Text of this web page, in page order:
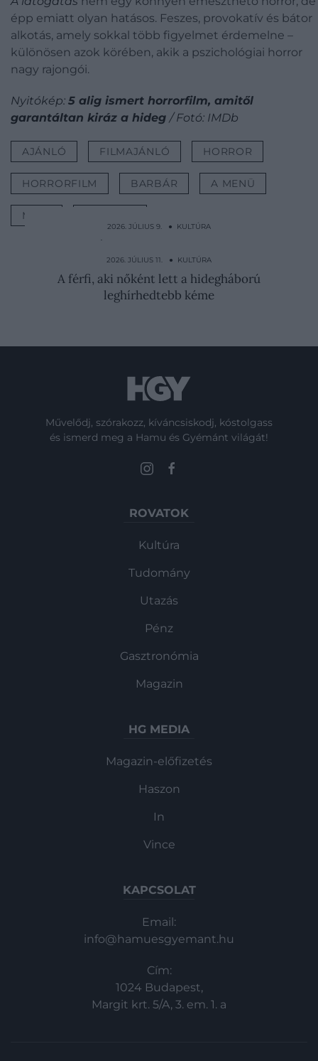
épp emiatt olyan hatásos. Feszes, provokatív és bátor
alkotás, amely sokkal több figyelmet érdemelne –
különösen azok körében, akik a pszichológiai horror
nagy rajongói.
Nyitókép: 5 alig ismert horrorfilm, amitől
garantáltan kiráz a hideg/ Fotó: IMDb
AJÁNLÓ FILMAJÁNLÓ HORROR
HORRORFILM BARBÁR A MENÜ
MOZI
2026. JÚLIUS 9. ● KULTÚRA
Anglia királynéja lehetett volna, de még a
nevét is…
2026. JÚLIUS 11. ● KULTÚRA
A férfi, aki nőként lett a hidegháború
leghírhedtebb kéme
Művelődj, szórakozz, kíváncsiskodj, kóstolgass
és ismerd meg a Hamu és Gyémánt világát!
ROVATOK
Kultúra
Tudomány
Utazás
Pénz
Gasztronómia
Magazin
HG MEDIA
Magazin-előfizetés
Haszon
In
Vince
KAPCSOLAT
Email:
info@hamuesgyemant.hu
Cím:
1024 Budapest,
Margit krt. 5/A, 3. em. 1. a